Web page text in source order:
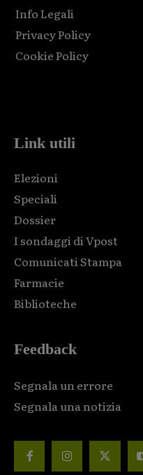
Info Legali
Privacy Policy
Cookie Policy
Link utili
Elezioni
Speciali
Dossier
I sondaggi di Vpost
Comunicati Stampa
Farmacie
Biblioteche
Feedback
Segnala un errore
Segnala una notizia